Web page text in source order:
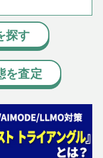
探す
を査定